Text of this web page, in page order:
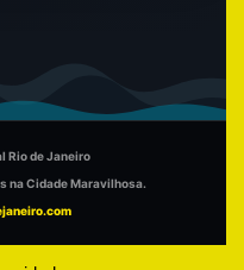
Rio de Janeiro
na Cidade Maravilhosa.